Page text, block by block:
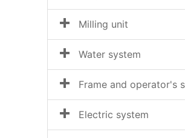
Milling unit
Water system
Frame and operator's
Electric system